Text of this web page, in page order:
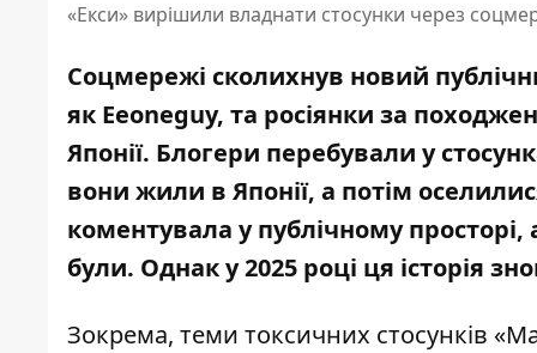
«Екси» вирішили владнати стосунки через
Соцмережі сколихнув новий
як Eeoneguy, та росіянки за
Японії. Блогери перебували у
вони жили в Японії, а потім
коментувала у публічному
були. Однак у 2025 році ця історія
Зокрема, теми токсичних стосунків